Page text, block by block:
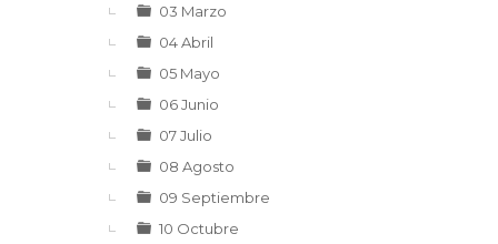
03 Marzo
04 Abril
05 Mayo
06 Junio
07 Julio
08 Agosto
09 Septiembre
10 Octubre